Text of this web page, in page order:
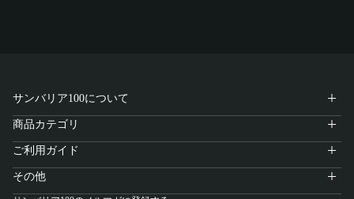
サンバリア100について
商品カテゴリ
ご利用ガイド
その他